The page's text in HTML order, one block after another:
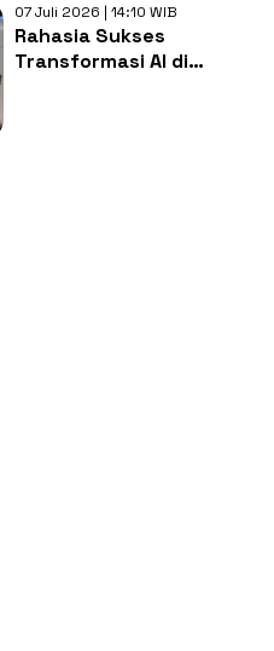
07 Juli 2026 | 14:10 WIB
Rahasia Sukses
Transformasi AI di